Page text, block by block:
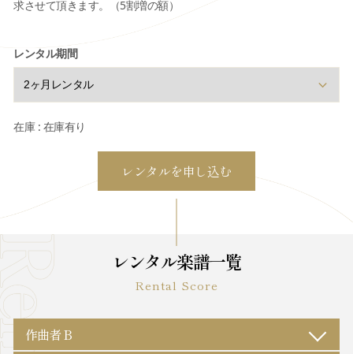
求させて頂きます。（5割増の額）
レンタル期間
在庫 : 在庫有り
レンタル楽譜一覧
Rental Score
作曲者 B